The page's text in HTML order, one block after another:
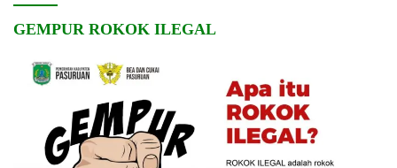
GEMPUR ROKOK ILEGAL